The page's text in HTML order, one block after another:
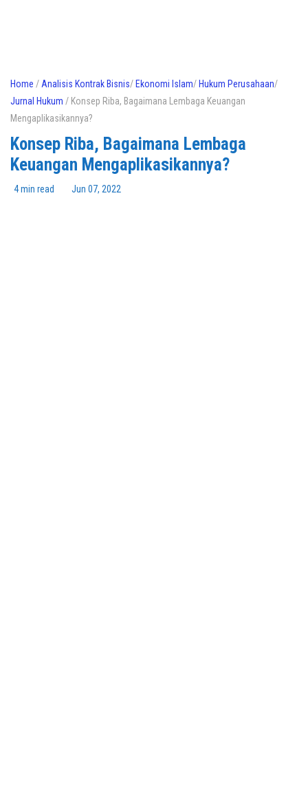
Home / Analisis Kontrak Bisnis/ Ekonomi Islam/ Hukum Perusahaan/
Jurnal Hukum / Konsep Riba, Bagaimana Lembaga Keuangan
Mengaplikasikannya?
Konsep Riba, Bagaimana Lembaga
Keuangan Mengaplikasikannya?
4 min read Jun 07, 2022